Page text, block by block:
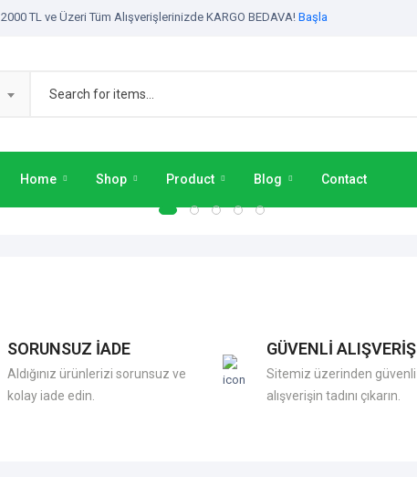
2000 TL ve Üzeri Tüm Alışverişlerinizde KARGO BEDAVA! Başla
Home Shop Product Blog Contact
SORUNSUZ İADE
Aldığınız ürünlerizi sorunsuz ve
kolay iade edin.
GÜVENLİ ALIŞVERİŞ
Sitemiz üzerinden güvenli
alışverişin tadını çıkarın.